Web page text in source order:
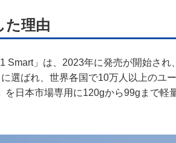
た理由
Smart」は、2023年に発売が開始され
選ばれ、世界各国で10万人以上のユ
日本市場専用に120gから99gまで軽